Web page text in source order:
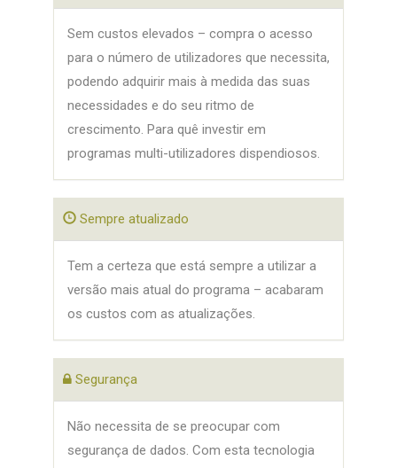
Sem custos elevados – compra o acesso
para o número de utilizadores que necessita,
podendo adquirir mais à medida das suas
necessidades e do seu ritmo de
crescimento. Para quê investir em
programas multi-utilizadores dispendiosos.
Sempre atualizado
Tem a certeza que está sempre a utilizar a
versão mais atual do programa – acabaram
os custos com as atualizações.
Segurança
Não necessita de se preocupar com
segurança de dados. Com esta tecnologia